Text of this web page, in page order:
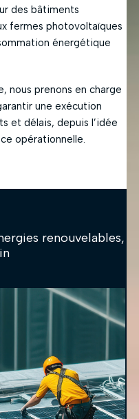
des bâtiments
fermes photovoltaïques
énergétique
nous prenons en charge
une exécution
et délais, depuis l’idée
opérationnelle.
renouvelables,